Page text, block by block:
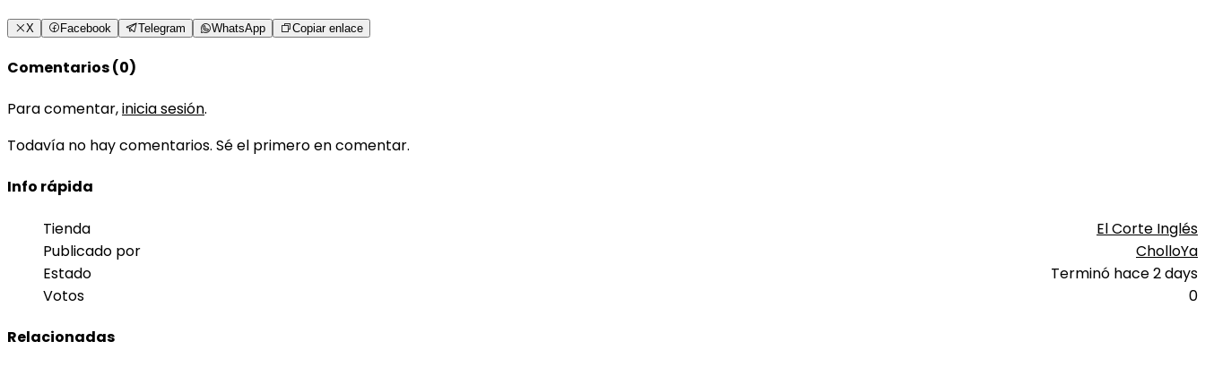
X Facebook Telegram WhatsApp Copiar enlace
Comentarios (0)
Para comentar,inicia sesión.
Todavía no hay comentarios. Sé el primero en comentar.
Info rápida
Tienda
El Corte Inglés
Publicado por
CholloYa
Estado
Terminó hace 2 days
Votos
0
Relacionadas